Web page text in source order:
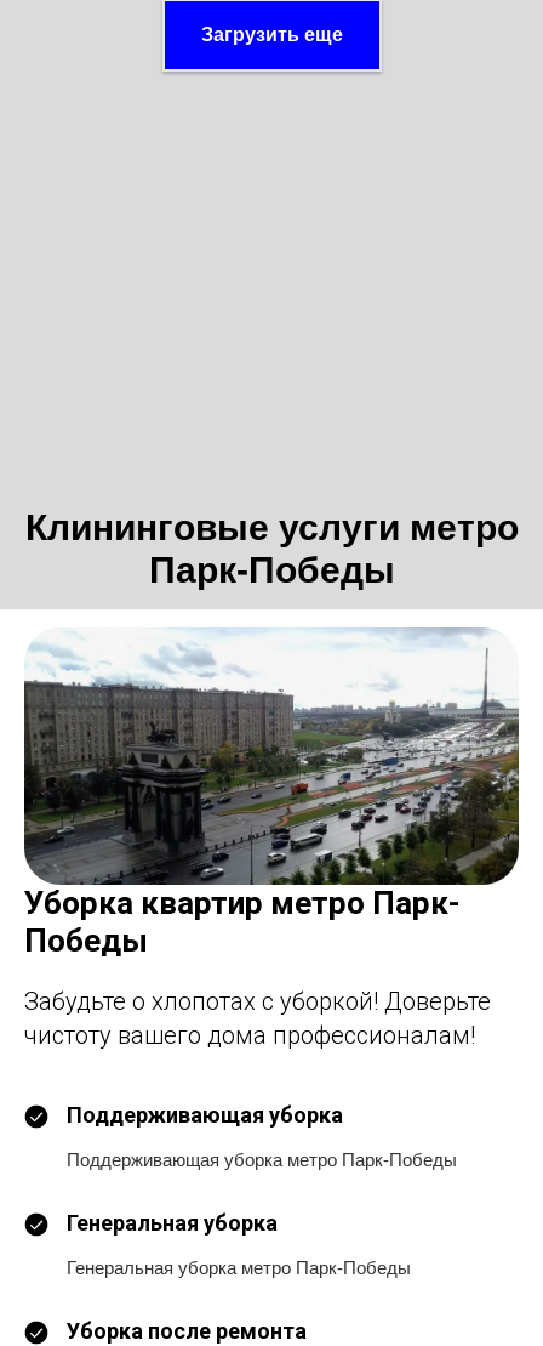
Загрузить еще
Клининговые услуги метро
Парк-Победы
Уборка квартир метро Парк-
Победы
Забудьте о хлопотах с уборкой! Доверьте
чистоту вашего дома профессионалам!
Поддерживающая уборка
Поддерживающая уборка метро Парк-Победы
Генеральная уборка
Генеральная уборка метро Парк-Победы
Уборка после ремонта